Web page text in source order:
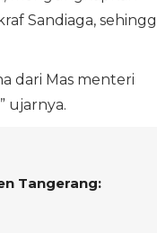
Sandiaga,
dari Mas menteri
ujarnya.
Tangerang: